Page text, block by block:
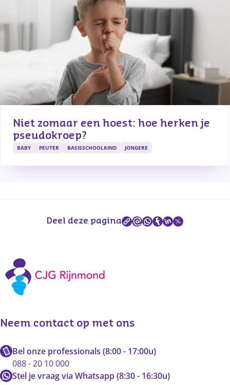
Niet zomaar een hoest: hoe herken je
pseudokroep?
BABY PEUTER BASISSCHOOLKIND JONGERE
Deel deze pagina
Neem contact op met ons
Bel onze professionals (8:00 - 17:00u)
088 - 20 10 000
Stel je vraag via Whatsapp (8:30 - 16:30u)